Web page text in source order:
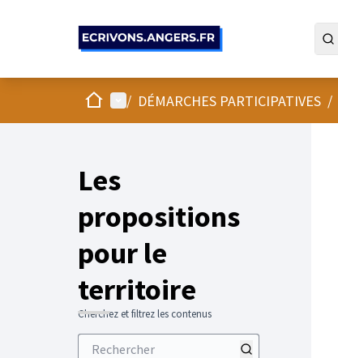
AccueilMenu principal
/ DÉMARCHES PARTICIPATIVES /
Les
propositions
pour le
territoire
Cherchez et filtrez les contenus